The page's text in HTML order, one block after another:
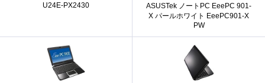
U24E-PX2430
ASUSTek ノートPC EeePC 901-
X パールホワイト EeePC901-X
PW